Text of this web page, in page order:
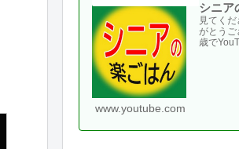
シニア
見てくだ
がとうご
歳で
www.youtube.com